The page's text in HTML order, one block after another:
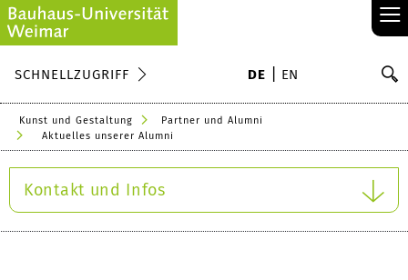
≡
SCHNELLZUGRIFF DE EN
Kunst und Gestaltung
Partner und Alumni
Aktuelles unserer Alumni
Kontakt und Infos